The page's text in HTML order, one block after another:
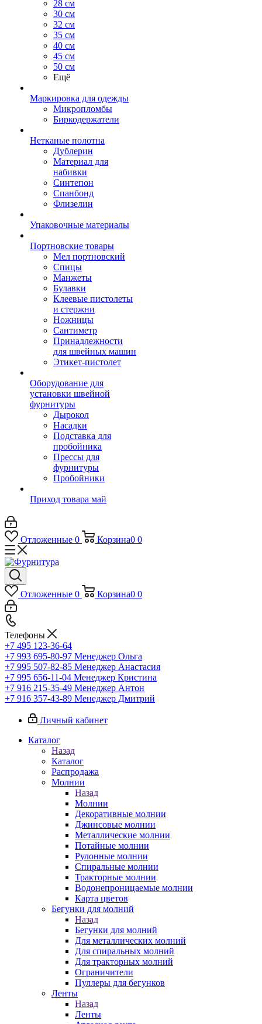
28 см
30 см
32 см
35 см
40 см
45 см
50 см
Ещё
Маркировка для одежды
Микропломбы
Биркодержатели
Нетканые полотна
Дублерин
Материал для
набивки
Синтепон
Спанбонд
Флизелин
Упаковочные материалы
Портновские товары
Мел портновский
Спицы
Манжеты
Булавки
Клеевые пистолеты
и стержни
Ножницы
Сантиметр
Принадлежности
для швейных машин
Этикет-пистолет
Оборудование для
установки швейной
фурнитуры
Дырокол
Насадки
Подставка для
пробойника
Прессы для
фурнитуры
Пробойники
Приход товара май
Отложенные 0 Корзина0 0
Отложенные 0 Корзина0 0
Телефоны
+7 495 123-36-64
+7 993 695-80-97 Менеджер Ольга
+7 995 507-82-85 Менеджер Анастасия
+7 995 656-11-04 Менеджер Кристина
+7 916 215-35-49 Менеджер Антон
+7 916 357-43-89 Менеджер Дмитрий
Личный кабинет
Каталог
Назад
Каталог
Распродажа
Молнии
Назад
Молнии
Декоративные молнии
Джинсовые молнии
Металлические молнии
Потайные молнии
Рулонные молнии
Спиральные молнии
Тракторные молнии
Водонепроницаемые молнии
Карта цветов
Бегунки для молний
Назад
Бегунки для молний
Для металлических молний
Для спиральных молний
Для тракторных молний
Ограничители
Пуллеры для бегунков
Ленты
Назад
Ленты